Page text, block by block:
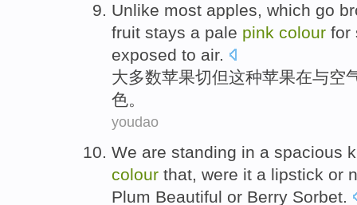
Unlike most apples, which go
fruit stays a pale pink colour for
exposed to air.
大多数苹果切但这种苹果在与空
色。
youdao
We are standing in a spacious
colour that, were it a lipstick or
Plum Beautiful or Berry Sorbet.